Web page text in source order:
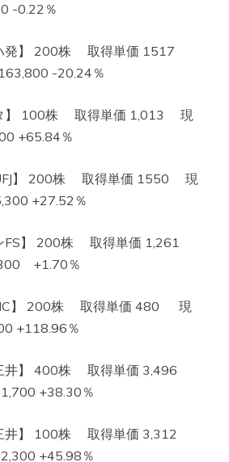
-0.22％
発】 200株 取得単価 1517
-20.24％
】 100株 取得単価 1,013 現
+65.84％
】 200株 取得単価 1550 現
+27.52％
FS】 200株 取得単価 1,261
+1.70％
HC】 200株 取得単価 480 現
+118.96％
井】 400株 取得単価 3,496
+38.30％
井】 100株 取得単価 3,312
+45.98％